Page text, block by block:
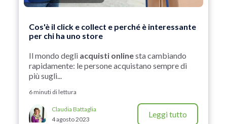
Cos'è il click e collect e perché è interessante
per chi ha uno store
Il mondo degli acquisti onlinesta cambiando
rapidamente: le persone acquistano sempre di
più sugli...
6 minuti di lettura
Claudia Battaglia
4 agosto 2023
Leggi tutto